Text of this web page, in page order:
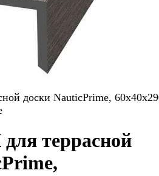
доски NauticPrime,
террасной